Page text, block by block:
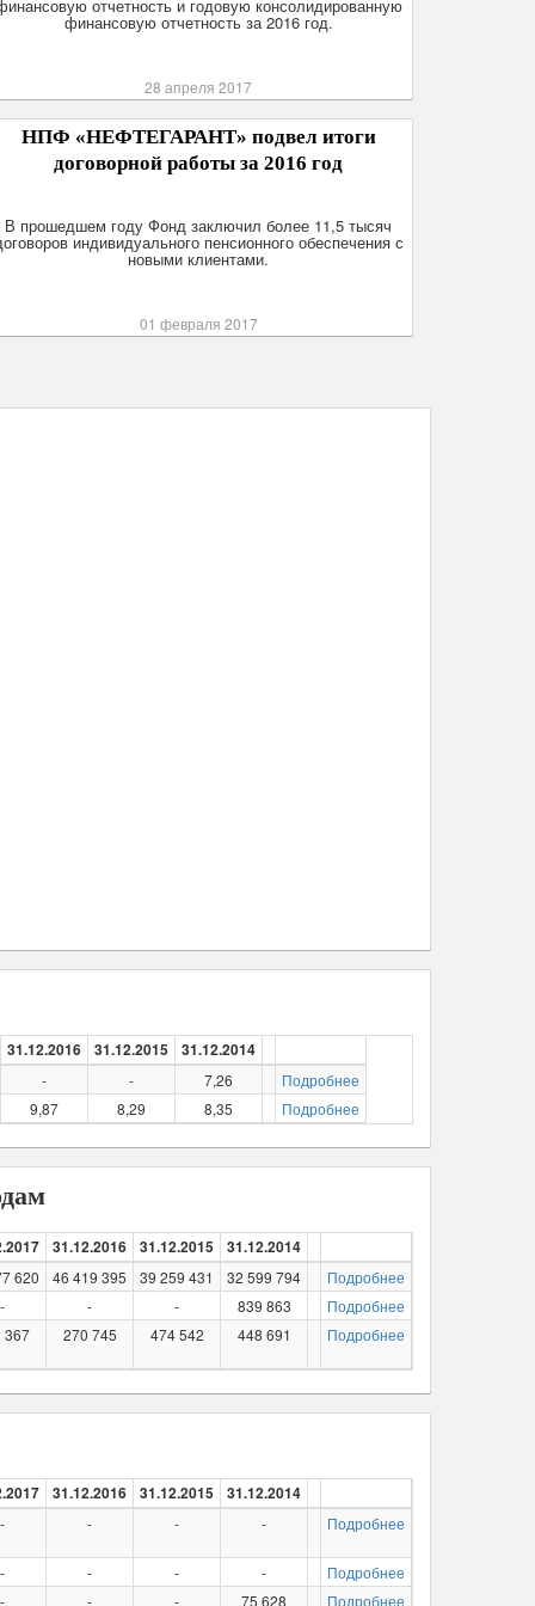
отчетность и годовую консолидированную
финансовую отчетность за 2016 год.
28 апреля 2017
НПФ «НЕФТЕГАРАНТ» подвел итоги
договорной работы за 2016 год
В прошедшем году Фонд заключил более 11,5 тысяч
индивидуального пенсионного обеспечения с
новыми клиентами.
01 февраля 2017
31.12.2016 31.12.2015 31.12.2014
- - 7,26
Подробнее
9,87
8,29 8,35 Подробнее
31.12.2016 31.12.2015 31.12.2014
620 46 419 395 39 259 431 32 599 794
Подробнее
-
- - 839 863
Подробнее
367
270 745 474 542 448 691 Подробнее
31.12.2016 31.12.2015 31.12.2014
- - - - Подробнее
- - - -
Подробнее
-
- - 75 628 Подробнее